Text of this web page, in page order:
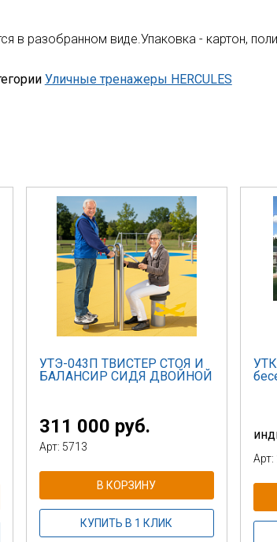
в разобранном виде.Упаковка - картон,
Уличные тренажеры HERCULES
УТЭ-043П ТВИСТЕР СТОЯ И
БАЛАНСИР СИДЯ ДВОЙНОЙ
311 000 руб.
Арт: 5713
В КОРЗИНУ
КУПИТЬ В 1 КЛИК
Арт: